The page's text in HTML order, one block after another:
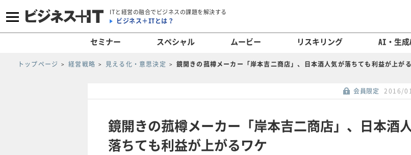
ITと経営の融合でビジネスの課題を解決する
ビジネス＋ITとは？
セミナー スペシャル ムービー リスキリング AI・生
トップページ 経営戦略 見える化・意思決定 鏡開きの菰樽メーカー「岸本吉二商店」、日本酒人気が落ちても利益が上が
会員限定 2016/
鏡開きの菰樽メーカー「岸本吉二商店」、日本酒
落ちても利益が上がるワケ